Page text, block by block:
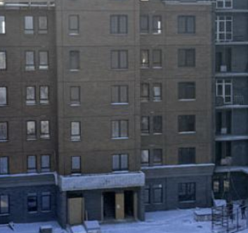
на территории ЖК
сада и школы. Есть и
рестораны, ледовая арена,
без машин" и к подъездной
дом, чтобы попасть в него.
Чтобы жильцы не зависели от
за коммунальные услуги, в каждой
решает, сколько тепла ему